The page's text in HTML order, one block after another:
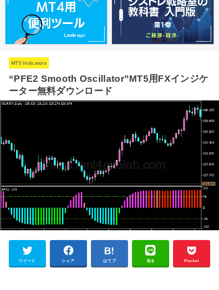
MT5 Indicators
“PFE2 Smooth Oscillator”MT5用FXインジケ
ーター無料ダウンロード
ツイート シェア はてブ 送る Pocket